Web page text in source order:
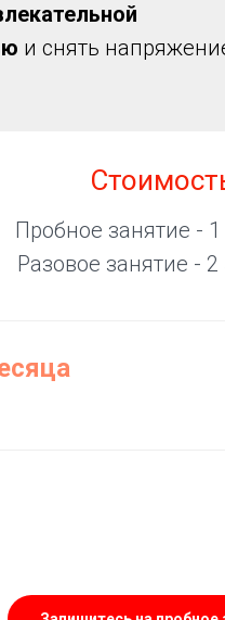
и снять
Пробное занятие - 1
Разовое занятие - 2